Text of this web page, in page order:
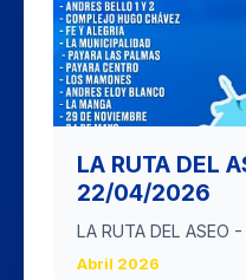
LA RUTA DEL
22/04/2026
LA RUTA DEL ASEO
Abril 2026